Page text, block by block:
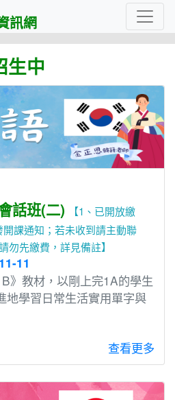
訊網
生中
話班(二)
【1、已開放繳
課通知；若未收到請主動聯
勿先繳費，詳見備註】
11
》教材，以剛上完1A的學⽣
地學習⽇常⽣活實⽤單字與
查看更多